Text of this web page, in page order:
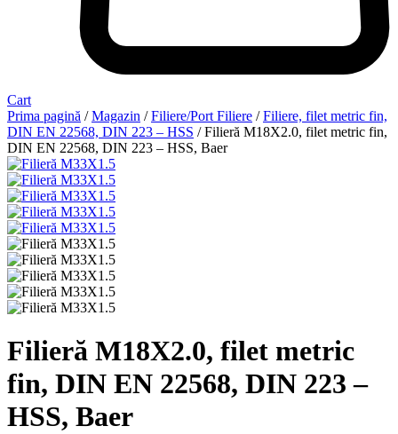
Cart
Prima pagină /Magazin /Filiere/Port Filiere /Filiere, filet metric fin,
DIN EN 22568, DIN 223 – HSS / Filieră M18X2.0, filet metric fin,
DIN EN 22568, DIN 223 – HSS, Baer
Filieră M18X2.0, filet metric
fin, DIN EN 22568, DIN 223 –
HSS, Baer